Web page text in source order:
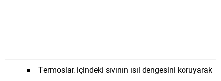
Termoslar, içindeki sıvının ısıl dengesini koruyarak